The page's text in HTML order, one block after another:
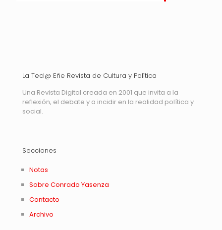
La Tecl@ Eñe Revista de Cultura y Política
Una Revista Digital creada en 2001 que invita a la
reflexión, el debate y a incidir en la realidad política y
social.
Secciones
Notas
Sobre Conrado Yasenza
Contacto
Archivo